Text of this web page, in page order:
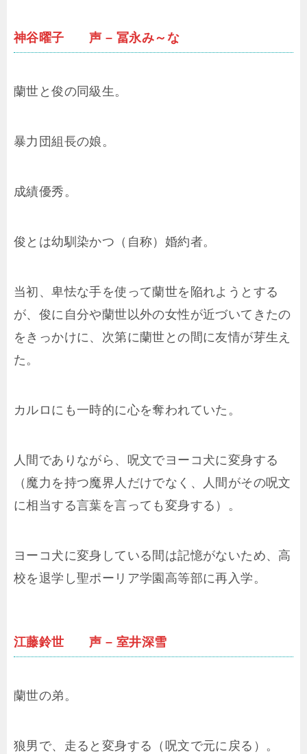
神谷曜子 声 – 冨永み～な
蘭世と俊の同級生。
暴力団組長の娘。
成績優秀。
俊とは幼馴染かつ（自称）婚約者。
当初、卑怯な手を使って蘭世を陥れようとする
が、俊に自分や蘭世以外の女性が近づいてきたの
をきっかけに、次第に蘭世との間に友情が芽生え
た。
カルロにも一時的に心を奪われていた。
人間でありながら、呪文でヨーコ犬に変身する
（魔力を持つ魔界人だけでなく、人間がその呪文
に相当する言葉を言っても変身する）。
ヨーコ犬に変身している間は記憶がないため、高
校を退学し聖ポーリア学園高等部に再入学。
江藤鈴世 声 – 室井深雪
蘭世の弟。
狼男で、走ると変身する（呪文で元に戻る）。